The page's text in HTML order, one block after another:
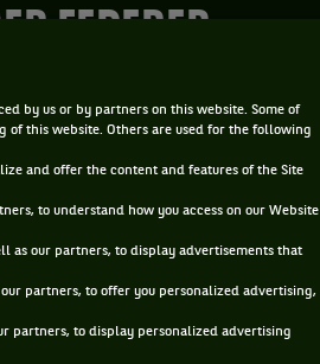
FEDERER
by us or by partners on this website. Some of
of this website. Others are used for the following
and offer the content and features of the Site
to understand how you access on our Website
as our partners, to display advertisements that
partners, to offer you personalized advertising,
partners, to display personalized advertising